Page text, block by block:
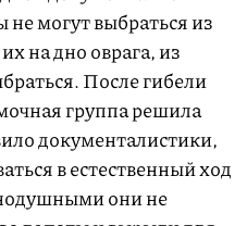
могут выбраться из
на дно оврага, из
После гибели
группа решила
документалистики,
в естественный ход
они не